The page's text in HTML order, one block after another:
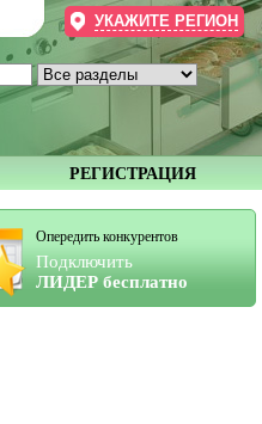
Опередить конкурентов
Подключить
ЛИДЕР бесплатно
РЕГИСТРАЦИЯ
УКАЖИТЕ РЕГИОН